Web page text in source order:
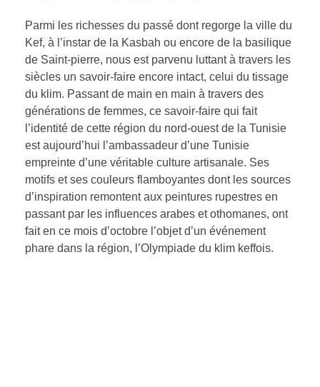
Parmi les richesses du passé dont regorge la ville du
Kef, à l’instar de la Kasbah ou encore de la basilique
de Saint-pierre, nous est parvenu luttant à travers les
siècles un savoir-faire encore intact, celui du tissage
du klim. Passant de main en main à travers des
générations de femmes, ce savoir-faire qui fait
l’identité de cette région du nord-ouest de la Tunisie
est aujourd’hui l’ambassadeur d’une Tunisie
empreinte d’une véritable culture artisanale. Ses
motifs et ses couleurs flamboyantes dont les sources
d’inspiration remontent aux peintures rupestres en
passant par les influences arabes et othomanes, ont
fait en ce mois d’octobre l’objet d’un événement
phare dans la région, l’Olympiade du klim keffois.